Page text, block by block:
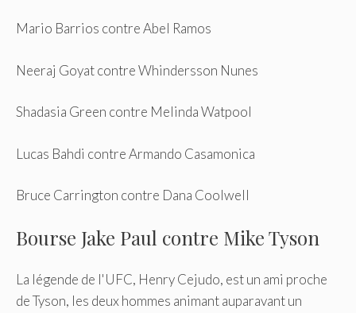
Mario Barrios contre Abel Ramos
Neeraj Goyat contre Whindersson Nunes
Shadasia Green contre Melinda Watpool
Lucas Bahdi contre Armando Casamonica
Bruce Carrington contre Dana Coolwell
Bourse Jake Paul contre Mike Tyson
La légende de l'UFC, Henry Cejudo, est un ami proche
de Tyson, les deux hommes animant auparavant un